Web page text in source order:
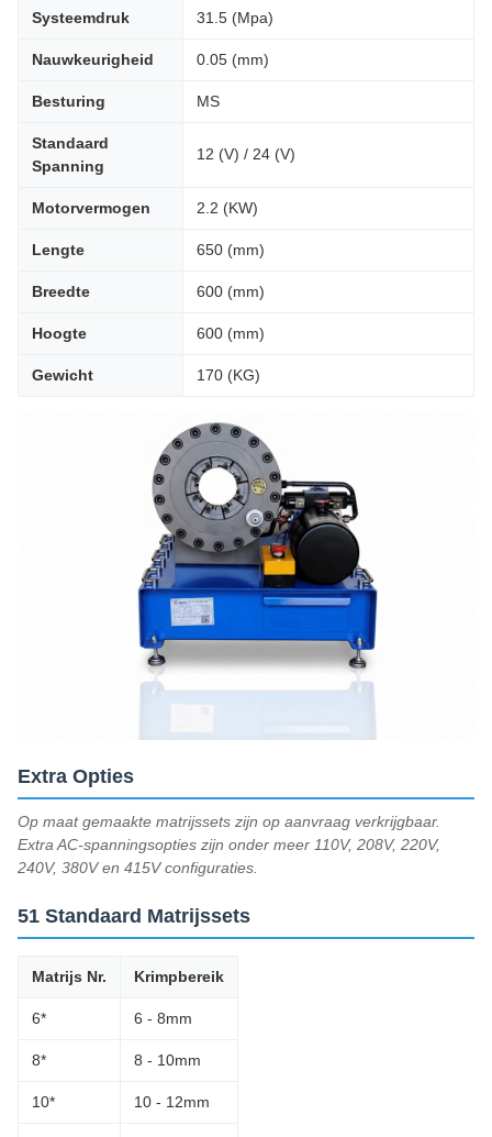
Systeemdruk 31.5 (Mpa)
Nauwkeurigheid 0.05 (mm)
Besturing MS
Standaard
Spanning
12 (V) / 24 (V)
Motorvermogen 2.2 (KW)
Lengte 650 (mm)
Breedte 600 (mm)
Hoogte 600 (mm)
Gewicht 170 (KG)
Extra Opties
Op maat gemaakte matrijssets zijn op aanvraag verkrijgbaar.
Extra AC-spanningsopties zijn onder meer 110V, 208V, 220V,
240V, 380V en 415V configuraties.
51 Standaard Matrijssets
Matrijs Nr. Krimpbereik
6* 6 - 8mm
8* 8 - 10mm
10* 10 - 12mm